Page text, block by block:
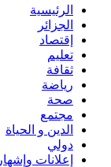
الرئيسية
الجزائر
إقتصاد
تعليم
ثقافة
رياضة
صحة
مجتمع
الدين و الحياة
دولي
إعلانات وإشهار